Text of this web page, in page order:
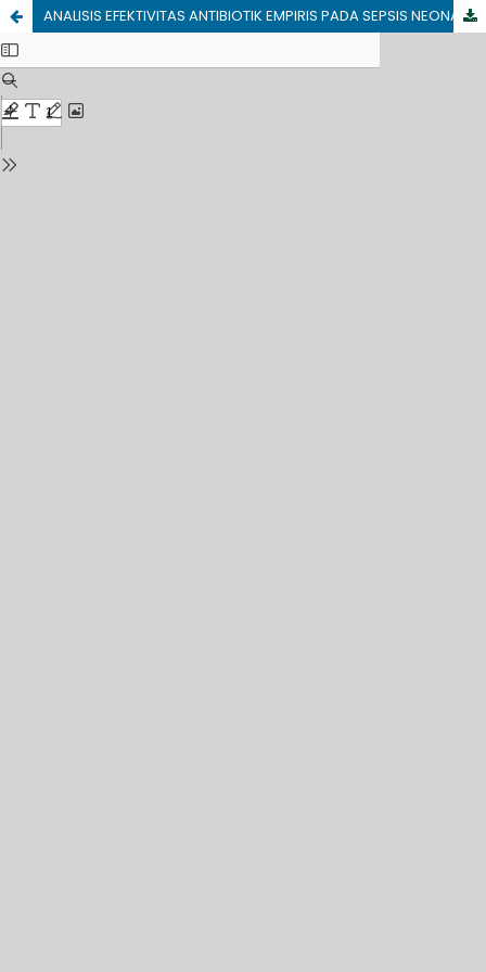
ANALISIS EFEKTIVITAS ANTIBIOTIK EMPIRIS PADA SEPSIS NEONATUS DI RSUD HAJI PROVINSI JAWA TIMUR